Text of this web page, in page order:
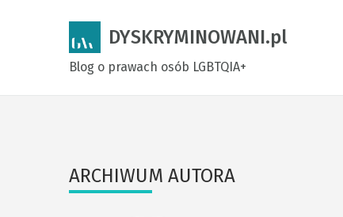
DYSKRYMINOWANI.pl
Blog o prawach osób LGBTQIA+
ARCHIWUM AUTORA